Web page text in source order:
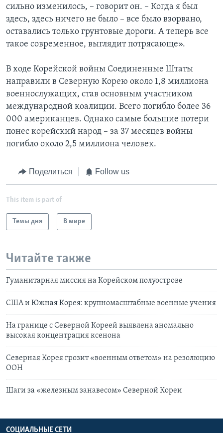
сильно изменилось, – говорит он. – Когда я был
здесь, здесь ничего не было – все было взорвано,
оставались только грунтовые дороги. А теперь все
такое современное, выглядит потрясающе».
В ходе Корейской войны Соединенные Штаты
направили в Северную Корею около 1,8 миллиона
военнослужащих, став основным участником
международной коалиции. Всего погибло более 36
000 американцев. Однако самые большие потери
понес корейский народ – за 37 месяцев войны
погибло около 2,5 миллиона человек.
Поделиться Follow us
This item is part of
Темы дня В мире
Читайте также
Гуманитарная миссия на Корейском полуострове
США и Южная Корея: крупномасштабные военные учения
На границе с Северной Кореей выявлена аномально
высокая концентрация ксенона
Северная Корея грозит «военным ответом» на резолюцию
ООН
Шаги за «железным занавесом» Северной Кореи
СОЦИАЛЬНЫЕ СЕТИ